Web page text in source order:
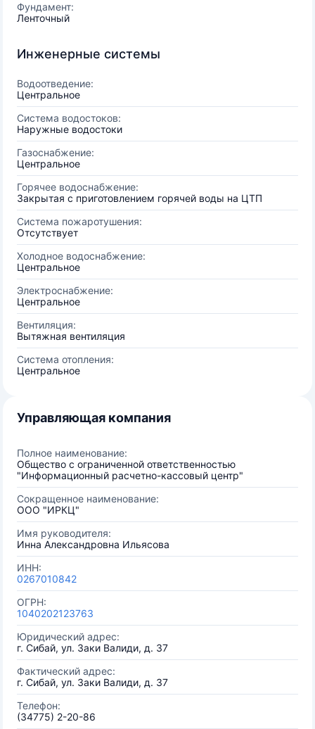
Фундамент:
Ленточный
Инженерные системы
Водоотведение:
Центральное
Система водостоков:
Наружные водостоки
Газоснабжение:
Центральное
Горячее водоснабжение:
Закрытая с приготовлением горячей воды на ЦТП
Система пожаротушения:
Отсутствует
Холодное водоснабжение:
Центральное
Электроснабжение:
Центральное
Вентиляция:
Вытяжная вентиляция
Система отопления:
Центральное
Управляющая компания
Полное наименование:
Общество с ограниченной ответственностью
"Информационный расчетно-кассовый центр"
Сокращенное наименование:
ООО "ИРКЦ"
Имя руководителя:
Инна Александровна Ильясова
ИНН:
0267010842
ОГРН:
1040202123763
Юридический адрес:
г. Сибай, ул. Заки Валиди, д. 37
Фактический адрес:
г. Сибай, ул. Заки Валиди, д. 37
Телефон:
(34775) 2-20-86